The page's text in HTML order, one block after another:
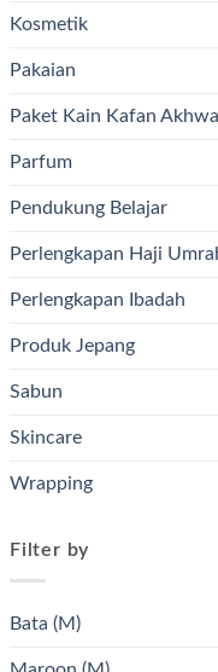
Kosmetik
Pakaian
Paket Kain Kafan
Parfum
Pendukung Belajar
Perlengkapan Haji
Perlengkapan Ibadah
Produk Jepang
Sabun
Skincare
Wrapping
Filter by
Bata (M)